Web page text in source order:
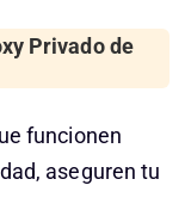
Privado de
funcionen
aseguren tu